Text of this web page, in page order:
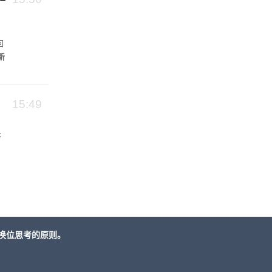
15:49
思考的原则。